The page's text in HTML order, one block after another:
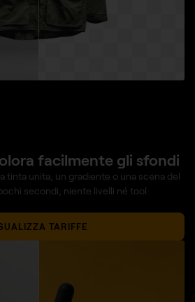
facilmente gli sfondi
tinta unita, un gradiente o una scena del
secondi, niente livelli né tool
TARIFFE